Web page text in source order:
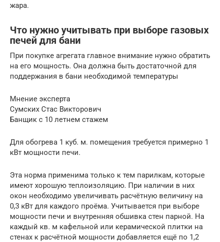
жара.
Что нужно учитывать при выборе газовых
печей для бани
При покупке агрегата главное внимание нужно обратить
на его мощность. Она должна быть достаточной для
поддержания в бани необходимой температуры
Мнение эксперта
Сумских Стас Викторович
Банщик с 10 летнем стажем
Для обогрева 1 куб. м. помещения требуется примерно 1
кВт мощности печи.
Эта норма применима только к тем парилкам, которые
имеют хорошую теплоизоляцию. При наличии в них
окон необходимо увеличивать расчётную величину на
0,3 кВт для каждого проёма. Учитывается при выборе
мощности печи и внутренняя обшивка стен парной. На
каждый кв. м кафельной или керамической плитки на
стенах к расчётной мощности добавляется ещё по 1,2